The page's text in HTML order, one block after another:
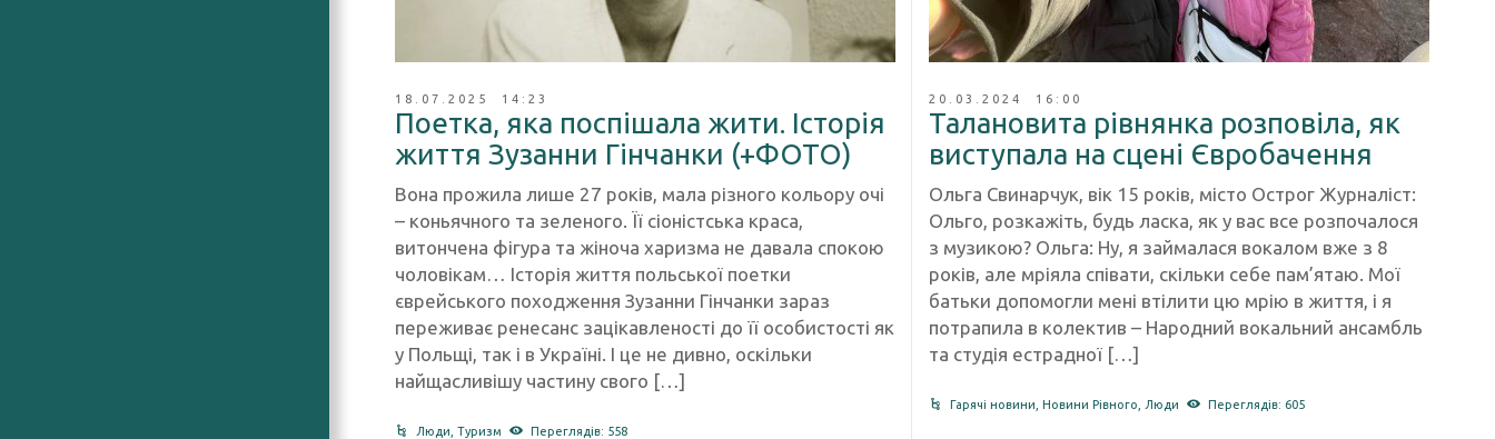
18.07.2025 14:23
Поетка, яка поспішала жити. Історія
життя Зузанни Гінчанки (+ФОТО)
Вона прожила лише 27 років, мала різного кольору очі
– коньячного та зеленого. Її сіоністська краса,
витончена фігура та жіноча харизма не давала спокою
чоловікам… Історія життя польської поетки
єврейського походження Зузанни Гінчанки зараз
переживає ренесанс зацікавленості до її особистості як
у Польщі, так і в Україні. І це не дивно, оскільки
найщасливішу частину свого […]
Люди ,Туризм Переглядів: 558
20.03.2024 16:00
Талановита рівнянка розповіла, як
виступала на сцені Євробачення
Ольга Свинарчук, вік 15 років, місто Острог Журналіст:
Ольго, розкажіть, будь ласка, як у вас все розпочалося
з музикою? Ольга: Ну, я займалася вокалом вже з 8
років, але мріяла співати, скільки себе пам’ятаю. Мої
батьки допомогли мені втілити цю мрію в життя, і я
потрапила в колектив – Народний вокальний ансамбль
та студія естрадної […]
Гарячі новини ,Новини Рівного Люди Переглядів: 605